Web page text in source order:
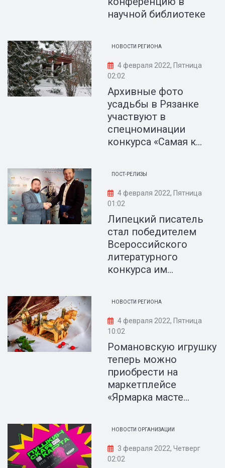
научной библиотеке
НОВОСТИ РЕГИОНА
4 февраля 2022, Пятница
02:02
Архивные фото
усадьбы в Рязанке
участвуют в
спецноминации
конкурса «Самая к...
ПОСТ-РЕЛИЗЫ
4 февраля 2022, Пятница
01:02
Липецкий писатель
стал победителем
Всероссийского
литературного
конкурса им...
НОВОСТИ РЕГИОНА
4 февраля 2022, Пятница
10:02
Романовскую игрушку
теперь можно
приобрести на
маркетплейсе
«Ярмарка масте...
НОВОСТИ ОРГАНИЗАЦИИ
3 февраля 2022, Четверг
02:02